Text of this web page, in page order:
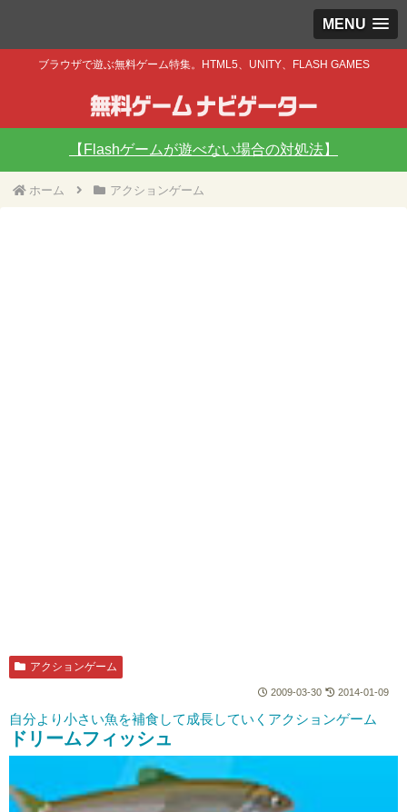
MENU
ブラウザで遊ぶ無料ゲーム特集。HTML5、UNITY、FLASH GAMES
【Flashゲームが遊べない場合の対処法】
ホーム アクションゲーム
アクションゲーム
2009-03-30 2014-01-09
自分より小さい魚を補食して成長していくアクションゲーム
ドリームフィッシュ